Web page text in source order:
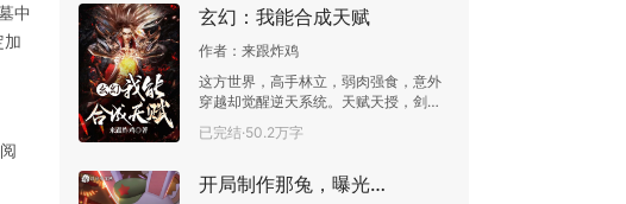
中
加
玄幻：我能合成天赋
作者： 来跟炸鸡
这方世界，高手林立，弱肉强食，意外
穿越却觉醒逆天系统。天赋天授，剑道
一途更没捷径可言，可我却能合成剑道
天赋。从此，这方大陆多了一名剑道天
已完结·50.2万字
开局制作那兔，曝光国士事迹